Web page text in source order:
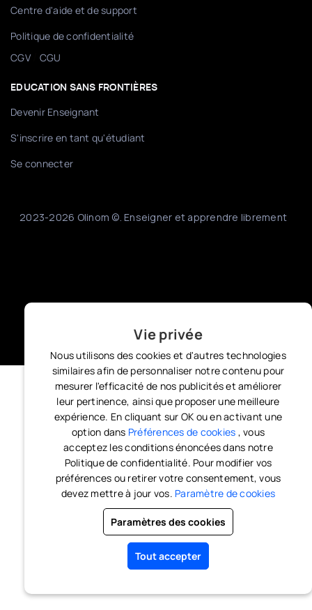
Centre d'aide et de support
Politique de confidentialité
CGV/ CGU
EDUCATION SANS FRONTIÈRES
Devenir Enseignant
S'inscrire en tant qu'étudiant
Se connecter
2023-2026 Olinom ©. Enseigner et apprendre librement
Vie privée
Nous utilisons des cookies et d'autres technologies
similaires afin de personnaliser notre contenu pour
mesurer l'efficacité de nos publicités et améliorer
leur pertinence, ainsi que proposer une meilleure
expérience. En cliquant sur OK ou en activant une
option dans Préférences de cookies , vous
acceptez les conditions énoncées dans notre
Politique de confidentialité. Pour modifier vos
préférences ou retirer votre consentement, vous
devez mettre à jour vos. Paramètre de cookies
Paramètres des cookies
Tout accepter